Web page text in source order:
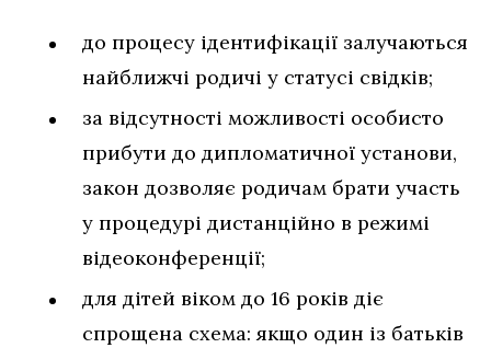
до процесу ідентифікації залучаються
найближчі родичі у статусі свідків;
за відсутності можливості особисто
прибути до дипломатичної установи,
закон дозволяє родичам брати участь
у процедурі дистанційно в режимі
відеоконференції;
для дітей віком до 16 років діє
спрощена схема: якщо один із батьків